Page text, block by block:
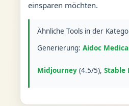
einsparen möchten.
Ähnliche Tools in der
Generierung: Aidoc
Midjourney(4.5/5), Stable